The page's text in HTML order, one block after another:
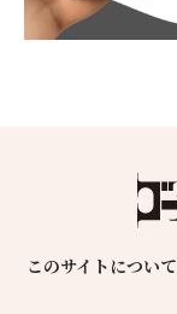
このサイトについて